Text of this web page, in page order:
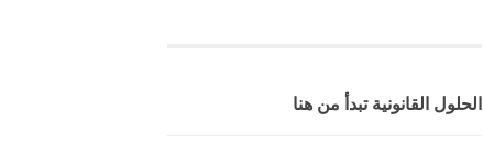
الحلول القانونية تبدأ من هنا